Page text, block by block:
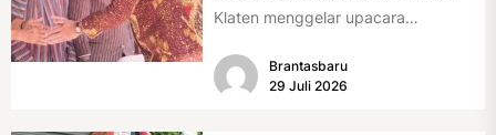
Klaten menggelar upacara
di Alun-alun Klaten, Selasa
Brantasbaru
29 Juli 2026